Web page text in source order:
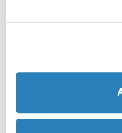
medlem i